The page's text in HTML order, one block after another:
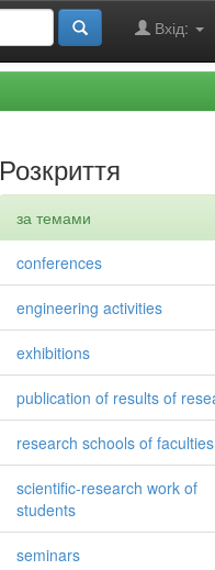
Вхід:
Розкриття
за темами
conferences
engineering activities
exhibitions
publication of results of
research schools of faculties
scientific-research work of
students
seminars